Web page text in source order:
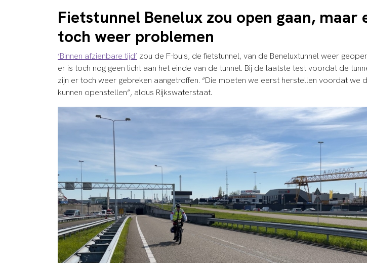
Fietstunnel Benelux zou open gaan, maar
toch weer problemen
‘Binnen afzienbare tijd’ zou de F-buis, de fietstunnel, van de Beneluxtunnel weer
er is toch nog geen licht aan het einde van de tunnel. Bij de laatste test voordat de
zijn er toch weer gebreken aangetroffen. “Die moeten we eerst herstellen voordat we
kunnen openstellen”, aldus Rijkswaterstaat.